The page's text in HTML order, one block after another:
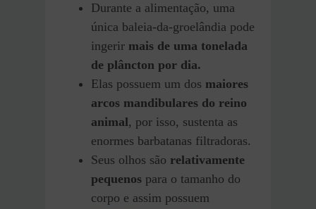
Durante a alimentação, uma
única baleia-da-groelândia pode
ingerir mais de uma tonelada
de plâncton por dia.
Elas possuem um dos maiores
arcos mandibulares do reino
animal, por isso, sustenta as
enormes barbatanas filtradoras.
Seus olhos são relativamente
pequenos para o tamanho do
corpo e assim possuem